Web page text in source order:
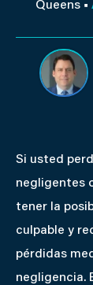
Queens■
Si usted
negligentes
tener la
culpable y
pérdidas
negligencia.